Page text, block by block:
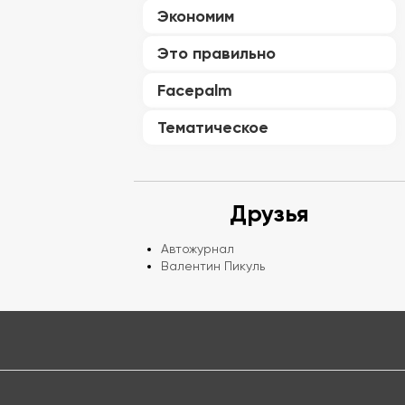
Экономим
Это правильно
Facepalm
Тематическое
Друзья
Автожурнал
Валентин Пикуль